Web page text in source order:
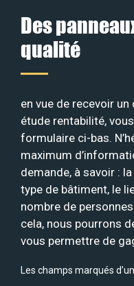
Des
qualité
en vue de recevoir
étude rentabilité,
formulaire ci-bas.
maximum
demande, à savoir :
type de bâtiment, le
nombre de
cela, nous pourrons
vous permettre de
Les champs marqués d’un